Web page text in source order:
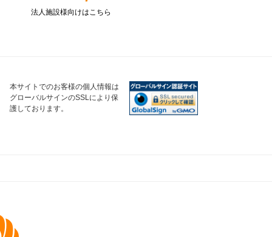
法人施設様向けはこちら
本サイトでのお客様の個人情報は
グローバルサインのSSLにより保
護しております。